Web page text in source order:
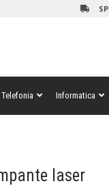
Telefonia Informatica
laser